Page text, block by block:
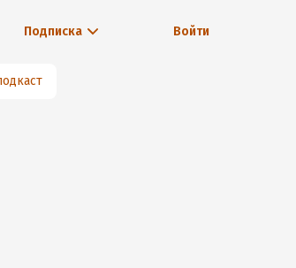
Подписка Войти